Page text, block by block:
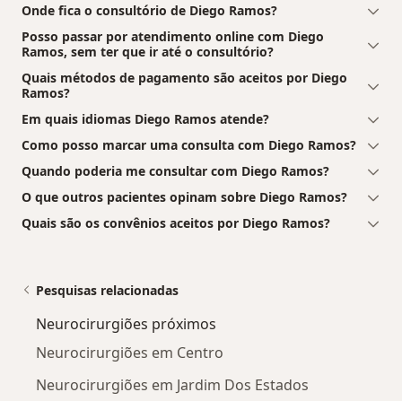
Onde fica o consultório de Diego Ramos?
Posso passar por atendimento online com Diego
Ramos, sem ter que ir até o consultório?
Quais métodos de pagamento são aceitos por Diego
Ramos?
Em quais idiomas Diego Ramos atende?
Como posso marcar uma consulta com Diego Ramos?
Quando poderia me consultar com Diego Ramos?
O que outros pacientes opinam sobre Diego Ramos?
Quais são os convênios aceitos por Diego Ramos?
Pesquisas relacionadas
Neurocirurgiões próximos
Neurocirurgiões em Centro
Neurocirurgiões em Jardim Dos Estados